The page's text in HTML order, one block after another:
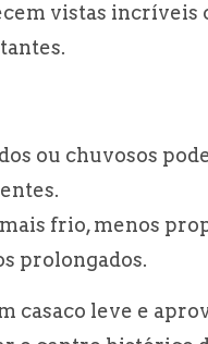
vistas incríveis
ou chuvosos
frio, menos
prolongados.
casaco leve e